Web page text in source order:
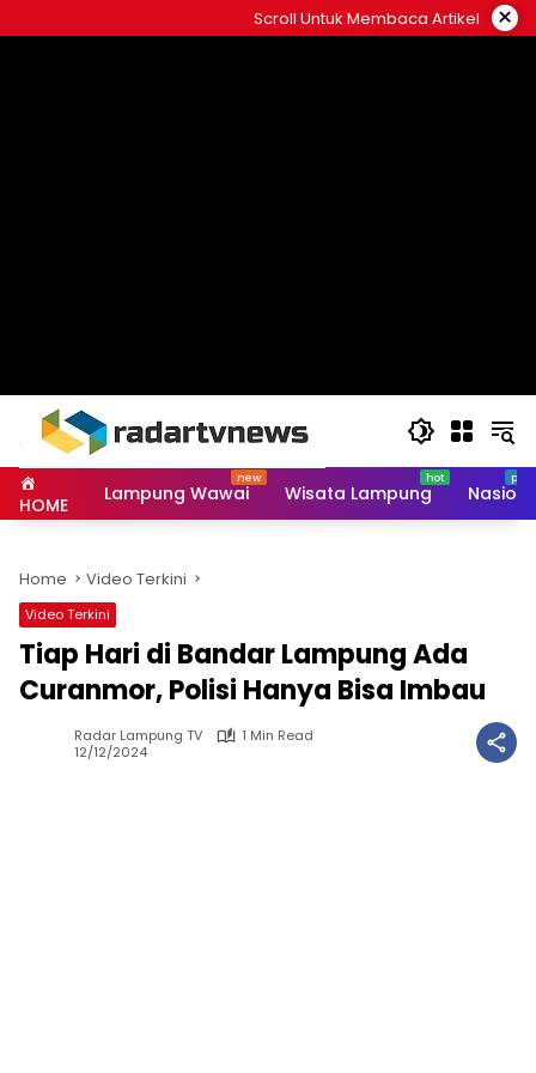
to
Scroll Untuk Membaca Artikel ×
HOME Lampung Wawai Wisata Lampung
Home Video Terkini
Video Terkini
Tiap Hari di Bandar Lampung Ada
Curanmor, Polisi Hanya Bisa Imbau
Radar Lampung TV
1 Min Read
12/12/2024